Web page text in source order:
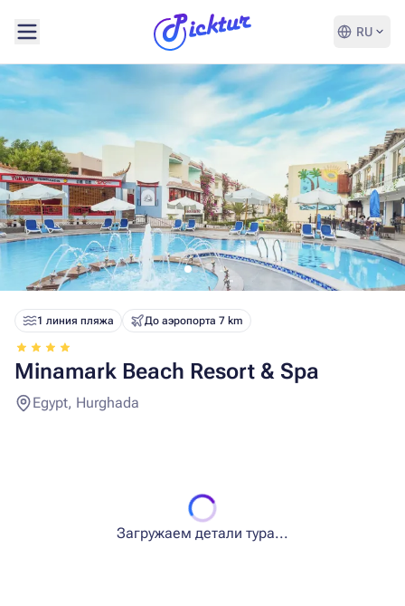
RU
1 линия пляжа До аэропорта 7 km
Minamark Beach Resort & Spa
Egypt, Hurghada
Загружаем детали тура...